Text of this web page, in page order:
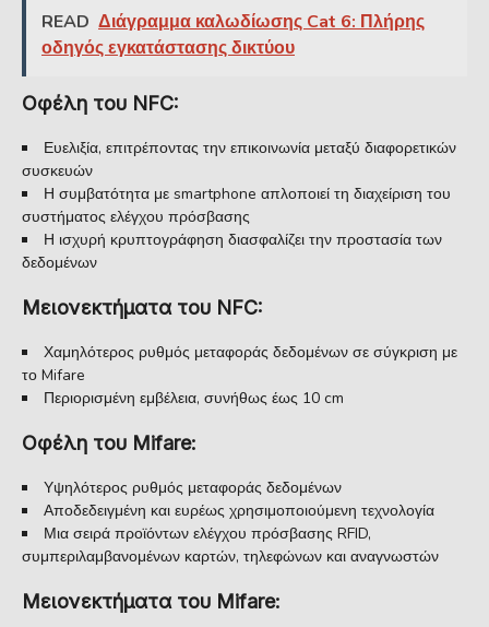
READ Διάγραμμα καλωδίωσης Cat 6: Πλήρης
οδηγός εγκατάστασης δικτύου
Οφέλη του NFC:
Ευελιξία, επιτρέποντας την επικοινωνία μεταξύ διαφορετικών
συσκευών
Η συμβατότητα με smartphone απλοποιεί τη διαχείριση του
συστήματος ελέγχου πρόσβασης
Η ισχυρή κρυπτογράφηση διασφαλίζει την προστασία των
δεδομένων
Μειονεκτήματα του NFC:
Χαμηλότερος ρυθμός μεταφοράς δεδομένων σε σύγκριση με
το Mifare
Περιορισμένη εμβέλεια, συνήθως έως 10 cm
Οφέλη του Mifare:
Υψηλότερος ρυθμός μεταφοράς δεδομένων
Αποδεδειγμένη και ευρέως χρησιμοποιούμενη τεχνολογία
Μια σειρά προϊόντων ελέγχου πρόσβασης RFID,
συμπεριλαμβανομένων καρτών, τηλεφώνων και αναγνωστών
Μειονεκτήματα του Mifare: